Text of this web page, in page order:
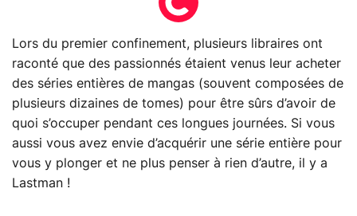
Lors du premier confinement, plusieurs libraires ont
raconté que des passionnés étaient venus leur acheter
des séries entières de mangas (souvent composées de
plusieurs dizaines de tomes) pour être sûrs d’avoir de
quoi s’occuper pendant ces longues journées. Si vous
aussi vous avez envie d’acquérir une série entière pour
vous y plonger et ne plus penser à rien d’autre, il y a
Lastman !